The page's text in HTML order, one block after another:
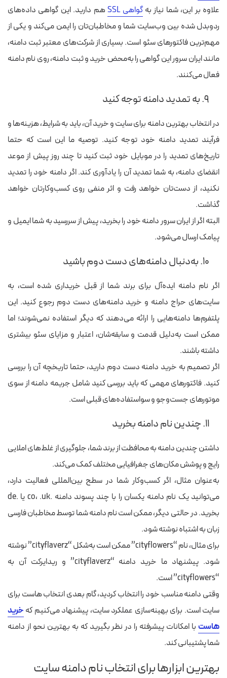
علاوه بر این، شما نیاز بهگواهی SSL
هم دارید. این گواهی داده‌های
ردوبدل شده بین وب‌سایت شما و مخاطبان‌تان را ایمن می‌کند و یکی از
مهم‌ترین فاکتورهای سئو است. بسیاری از شرکت‌های معتبر ثبت دامنه،
مانند ایران سرور این گواهی را به‌محض خرید و ثبت دامنه، روی نام دامنه
فعال می‌کنند.
۹. به تمدید دامنه توجه کنید
در انتخاب بهترین دامنه برای سایت و خرید آن، باید به شرایط، هزینه‌ها و
فرآیند تمدید دامنه خود توجه کنید. توصیه ما این است که حتما
تاریخ‌های تمدید را در موبایل خود ثبت کنید تا چند روز پیش از موعد
انقضای دامنه، به شما تمدید آن را یادآوری کند. اگر دامنه خود را تمدید
نکنید، از دست‌تان خواهد رفت و اثر منفی روی کسب‌وکارتان خواهد
گذاشت.
البته اگر از ایران سرور دامنه خود را بخرید، پیش از سررسید به شما ایمیل و
پیامک ارسال می‌شود.
۱۰. به‌دنبال دامنه‌های دست دوم باشید
اگر نام دامنه ایده‌آل برای برند شما از قبل خریداری شده است، به
سایت‌های حراج دامنه و خرید دامنه‌های دست دوم رجوع کنید. این
پلتفرم‌ها دامنه‌هایی را ارائه می‌دهند که دیگر استفاده نمی‌شوند؛ اما
ممکن است به‌دلیل قدمت و سابقه‌شان، اعتبار و مزایای سئو بیشتری
داشته باشند.
اگر تصمیم به خرید دامنه دست دوم دارید، حتما تاریخچه آن را بررسی
کنید. فاکتورهای مهمی که باید بررسی کنید شامل جریمه دامنه از سوی
موتورهای جست‌وجو و سواستفاده‌های قبلی است.
۱۱. چندین نام دامنه بخرید
داشتن چندین دامنه به محافظت از برند شما، جلوگیری از غلط‌های املایی
رایج و پوشش مکان‌های جغرافیایی مختلف کمک می‌کند.
به‌عنوان مثال، اگر کسب‌وکار شما در سطح بین‌المللی فعالیت دارد،
می‌توانید یک نام دامنه یکسان را با چند پسوند دامنه .co، .uk یا .de
بخرید. در حالتی دیگر، ممکن است نام دامنه شما توسط مخاطبان فارسی
زبان به اشتباه نوشته شود.
برای مثال، نام “cityflowers” ممکن است به‌شکل “cityflaverz” نوشته
شود. پیشنهاد ما خرید دامنه “cityflaverz” و ریدایرکت آن به
“cityflowers” است.
وقتی دامنه مناسب خود را انتخاب کردید، گام بعدی انتخاب هاست برای
سایت است. برای بهینه‌سازی عملکرد سایت، پیشنهاد می‌کنیم که خرید
هاست با امکانات پیشرفته را در نظر بگیرید که به بهترین نحو از دامنه
شما پشتیبانی کند.
بهترین ابزارها برای انتخاب نام دامنه سایت